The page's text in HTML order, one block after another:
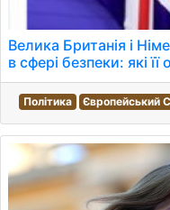
Велика Британія і
в сфері безпеки: які її
Політика Європейський